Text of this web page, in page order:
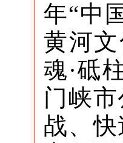
年“中
黄河
魂·砥
门峡
战、